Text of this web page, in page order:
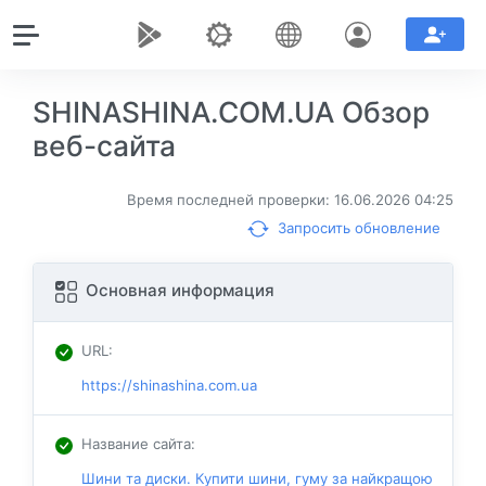
SHINASHINA.COM.UA Обзор
веб-сайта
Время последней проверки: 16.06.2026 04:25
Запросить обновление
Основная информация
URL:
https://shinashina.com.ua
Название сайта:
Шини та диски. Купити шини, гуму за найкращою